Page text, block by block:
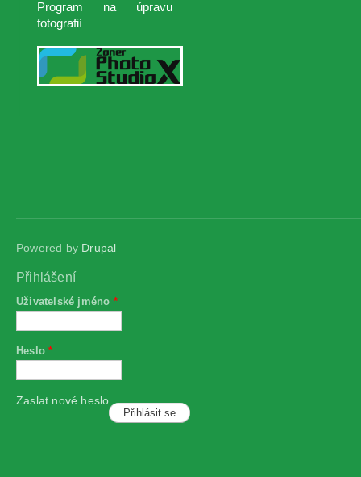
Program na úpravu
fotografií
Powered by Drupal
Přihlášení
Uživatelské jméno *
Heslo*
Zaslat nové heslo